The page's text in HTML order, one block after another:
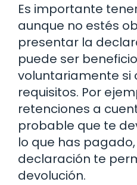
Es importante
aunque no estés
presentar la
puede ser
voluntariamente si
requisitos. Por
retenciones a
probable que te
lo que has
declaración te
devolución.